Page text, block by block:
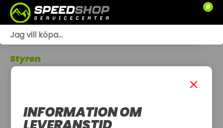
0
SLÄPVAGNAR
Styren
INFORMATION OM